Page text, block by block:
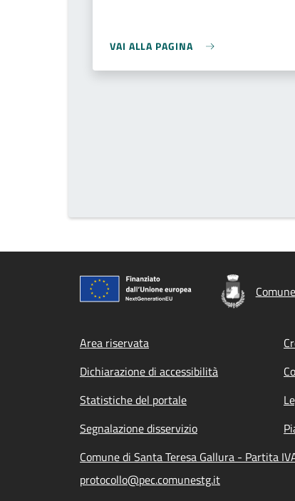
VAI ALLA PAGINA
Footer menu
Area riservata
Dichiarazione di accessibilità
Statistiche del portale
Segnalazione disservizio
Comune di Santa Teresa Gallura - Partita
protocollo@pec.comunestg.it